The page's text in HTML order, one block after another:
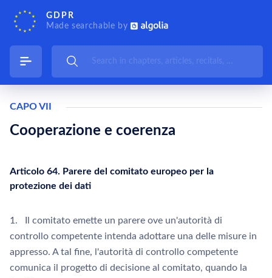
GDPR
Made searchable by
CAPO VII
Cooperazione e coerenza
Articolo 64. Parere del comitato europeo per la
protezione dei dati
1. Il comitato emette un parere ove un'autorità di
controllo competente intenda adottare una delle misure in
appresso. A tal fine, l'autorità di controllo competente
comunica il progetto di decisione al comitato, quando la